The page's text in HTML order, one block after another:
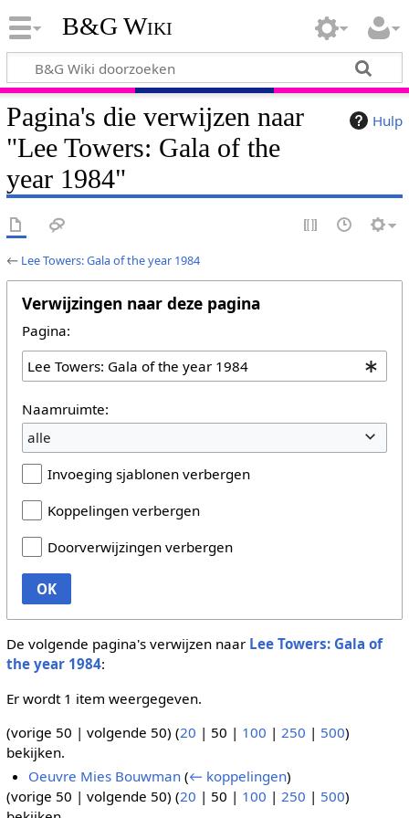
B&G Wiki
Hulp
Pagina's die verwijzen naar
"Lee Towers: Gala of the
year 1984"
← Lee Towers: Gala of the year 1984
Verwijzingen naar deze pagina
Pagina:
Naamruimte:
alle
Invoeging sjablonen verbergen
Koppelingen verbergen
Doorverwijzingen verbergen
OK
De volgende pagina's verwijzen naar Lee Towers: Gala of
the year 1984:
Er wordt 1 item weergegeven.
(vorige 50 | volgende 50) (20 | 50 | 100 | 250 | 500)
bekijken.
Oeuvre Mies Bouwman (← koppelingen)
(vorige 50 | volgende 50) (20 | 50 | 100 | 250 | 500)